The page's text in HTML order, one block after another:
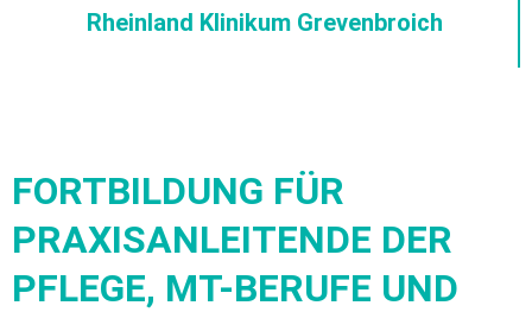
Rheinland Klinikum Grevenbroich
FORTBILDUNG FÜR
PRAXISANLEITENDE DER
PFLEGE, MT-BERUFE UND